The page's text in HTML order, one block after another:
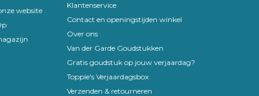
website
Klantenservice
Contact en openingstijden winkel
Over ons
Van der Garde Goudstukken
Gratis goudstuk op jouw verjaardag?
Toppie's Verjaardagsbox
Verzenden & retourneren